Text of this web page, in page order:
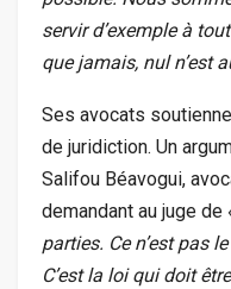
servir d’exemple à
que jamais, nul n’est
Ses avocats
de juridiction. Un
Salifou Béavogui,
demandant au juge de
parties. Ce n’est pas
C’est la loi qui doit